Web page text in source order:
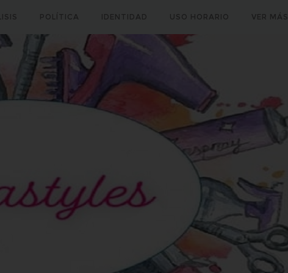
POLÍTICA IDENTIDAD USO HORARIO VER MÁS